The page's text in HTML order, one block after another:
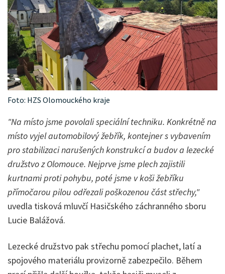
Foto: HZS Olomouckého kraje
"Na místo jsme povolali speciální techniku. Konkrétně na
místo vyjel automobilový žebřík, kontejner s vybavením
pro stabilizaci narušených konstrukcí a budov a lezecké
družstvo z Olomouce. Nejprve jsme plech zajistili
kurtnami proti pohybu, poté jsme v koši žebříku
přímočarou pilou odřezali poškozenou část střechy,"
uvedla tisková mluvčí Hasičského záchranného sboru
Lucie Balážová.
Lezecké družstvo pak střechu pomocí plachet, latí a
spojového materiálu provizorně zabezpečilo. Během